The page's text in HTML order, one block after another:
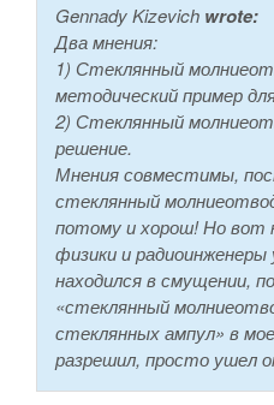
Gennady Kizevich wrote:
Два мнения:
1) Стеклянный
методический пример
2) Стеклянный
решение.
Мнения совместимы,
стеклянный
потому и хорош! Но вот
физики и
находился в смущении,
«стеклянный
стеклянных ампул» в
разрешил, просто ушел